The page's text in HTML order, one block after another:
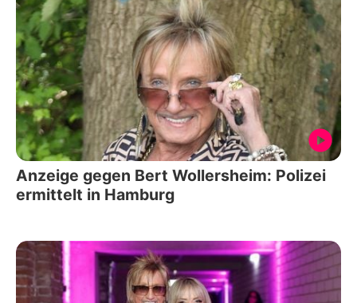
Anzeige gegen Bert Wollersheim: Polizei
ermittelt in Hamburg